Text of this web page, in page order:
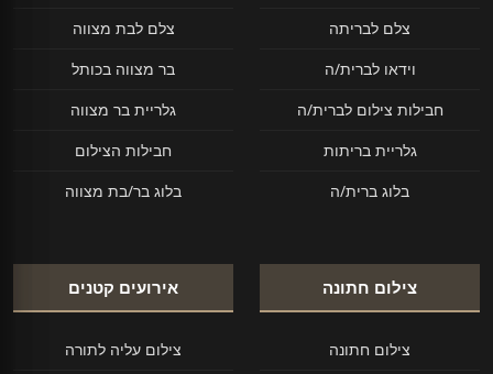
צלם לבריתה
וידאו לברית/ה
חבילות צילום לברית/ה
גלריית בריתות
בלוג ברית/ה
צלם לבת מצווה
בר מצווה בכותל
גלריית בר מצווה
חבילות הצילום
בלוג בר/בת מצווה
צילום חתונה
צילום חתונה
אירועים קטנים
צילום עליה לתורה